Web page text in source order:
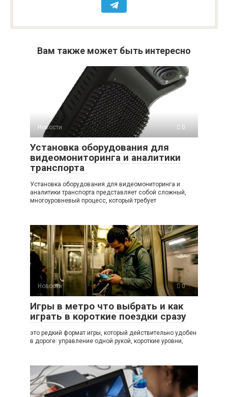
Вам также может быть интересно
Новости 0
Установка оборудования для
видеомониторинга и аналитики
транспорта
Установка оборудования для видеомониторинга и
аналитики транспорта представляет собой сложный,
многоуровневый процесс, который требует
Новости 0
Игры в метро что выбрать и как
играть в короткие поездки сразу
это редкий формат игры, который действительно удобен
в дороге: управление одной рукой, короткие уровни,